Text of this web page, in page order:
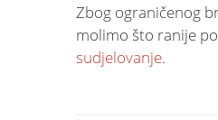
Zbog ograničenog
molimo što ranije
sudjelovanje.